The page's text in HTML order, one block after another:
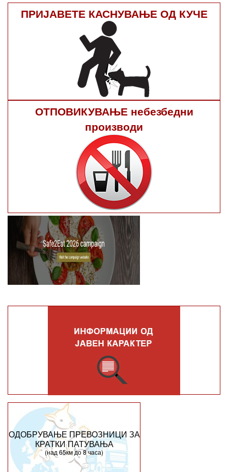
ПРИЈАВЕТЕ КАСНУВАЊЕ ОД КУЧЕ
ОТПОВИКУВАЊЕ небезбедни
производи
ОДОБРУВАЊЕ ПРЕВОЗНИЦИ ЗА
КРАТКИ ПАТУВАЊА
(над 65км до 8 часа)